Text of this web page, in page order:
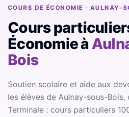
COURS DE ÉCONOMIE · AULNAY-
Cours
Économieà
Bois
Soutien scolaire et aide aux
les élèves de Aulnay-sous-Bois,
Terminale : cours particuliers